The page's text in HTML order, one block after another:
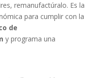
remanufactúralo. Es la
para cumplir con la
de
y programa una